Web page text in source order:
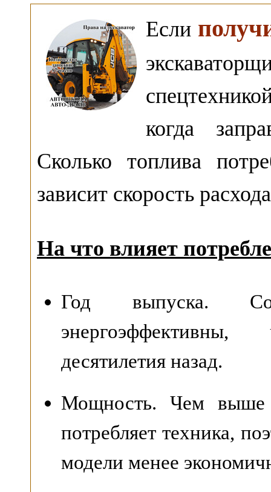
Если
когда
Сколько топлива
зависит скорость
На что влияет
Год выпуска.
десятилетия назад.
Мощность. Чем выше
потребляет техника,
модели менее